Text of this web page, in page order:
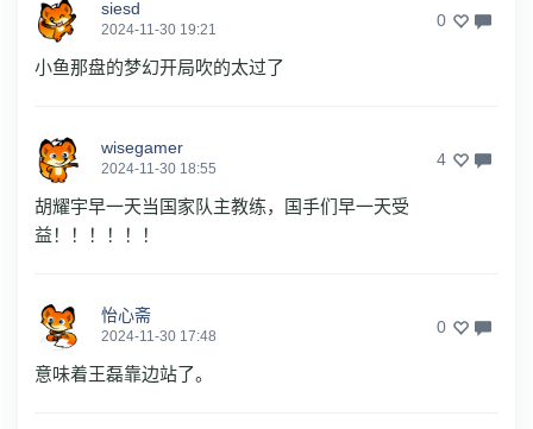
siesd
2024-11-30 19:21 0
小鱼那盘的梦幻开局吹的太过了
wisegamer
2024-11-30 18:55 4
胡耀宇早一天当国家队主教练，国手们早一天受
益！！！！！！
怡心斋
2024-11-30 17:48 0
意味着王磊靠边站了。